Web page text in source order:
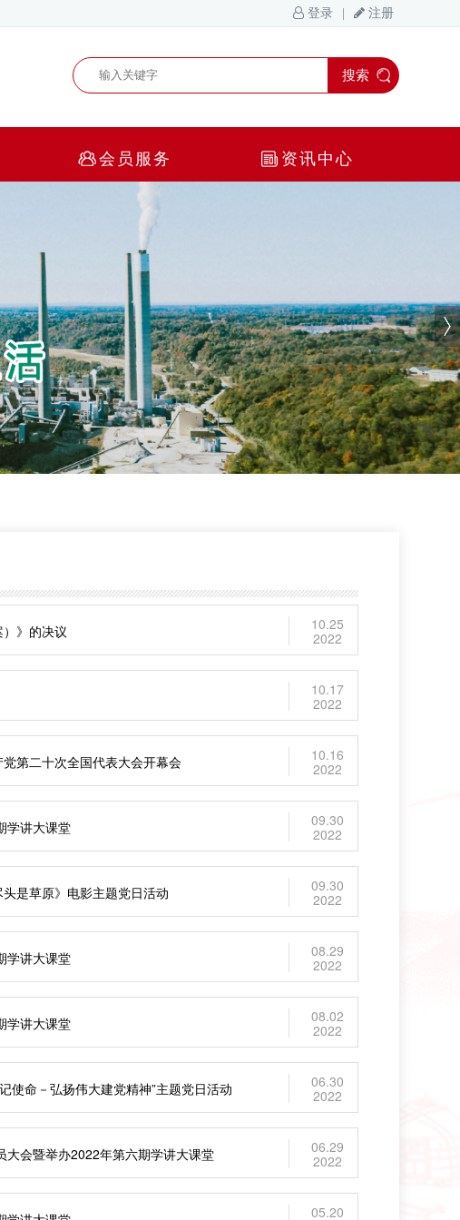
搜索
会员服务 资讯中心
》的决议
10.25
2022
10.17
2022
第二十次全国代表大会开幕会
10.16
2022
学讲大课堂
09.30
2022
是草原》电影主题党日活动
09.30
2022
学讲大课堂
08.29
2022
学讲大课堂
08.02
2022
使命－弘扬伟大建党精神”主题党日活动
06.30
2022
会暨举办2022年第六期学讲大课堂
06.29
2022
05.20